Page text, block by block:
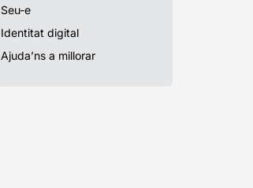
Seu-e
Identitat digital
Ajuda’ns a millorar